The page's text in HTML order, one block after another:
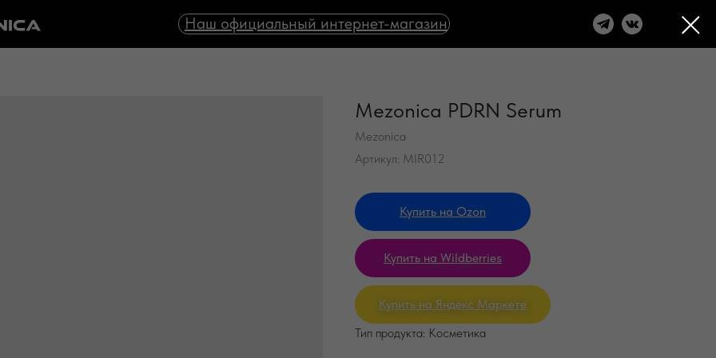
Наш официальный интернет-магазин
Mezonica PDRN Serum
Mezonica
Артикул: MIR012
Купить на Ozon
Купить на Wildberries
Купить на Яндекс Маркете
Тип продукта: Косметика